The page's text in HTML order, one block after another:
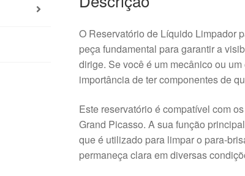
O Reservatório de Líquido Limpador
peça fundamental para garantir a
dirige. Se você é um mecânico ou
importância de ter componentes de
Este reservatório é compatível com
Grand Picasso. A sua função
que é utilizado para limpar o para-
permaneça clara em diversas